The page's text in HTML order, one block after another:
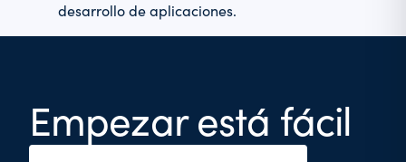
desarrollo de aplicaciones.
Empezar está fácil